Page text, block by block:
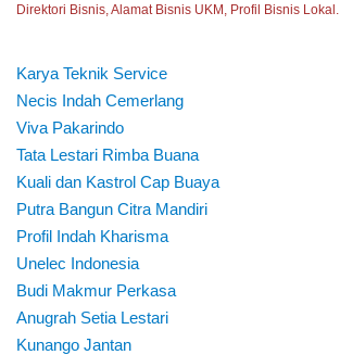
Direktori Bisnis, Alamat Bisnis UKM, Profil Bisnis Lokal.
Karya Teknik Service
Necis Indah Cemerlang
Viva Pakarindo
Tata Lestari Rimba Buana
Kuali dan Kastrol Cap Buaya
Putra Bangun Citra Mandiri
Profil Indah Kharisma
Unelec Indonesia
Budi Makmur Perkasa
Anugrah Setia Lestari
Kunango Jantan